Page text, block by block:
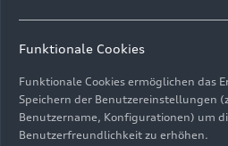
Funktionale Cookies
Funktionale Cookies ermöglichen das
Speichern der Benutzereinstellungen
Benutzername, Konfigurationen) um
Benutzerfreundlichkeit zu erhöhen.